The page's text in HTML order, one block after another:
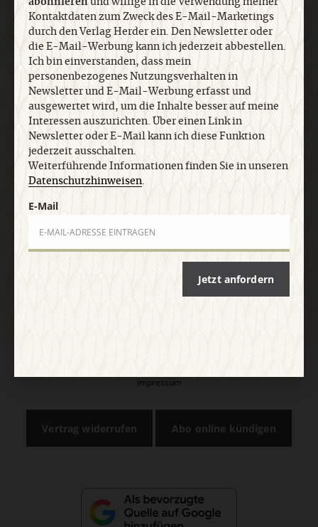
Ich bin einverstanden, dass mein
personenbezogenes Nutzungsverhalten in
Newsletter und E-Mail-Werbung erfasst und
ausgewertet wird, um die Inhalte besser auf meine
Interessen auszurichten. Über einen Link in
Newsletter oder E-Mail kann ich diese Funktion
jederzeit ausschalten. Weiterführende
Informationen finden Sie in unseren
Datenschutzhinweisen .
E-Mail
Impressum
Vertrag widerrufen Abo online kündigen
Kontaktdaten zum Zweck des E-Mail-Marketings
durch den Verlag Herder ein. Den Newsletter oder
die E-Mail-Werbung kann ich jederzeit abbestellen.
Ich bin einverstanden, dass mein
personenbezogenes Nutzungsverhalten in
Newsletter und E-Mail-Werbung erfasst und
ausgewertet wird, um die Inhalte besser auf meine
Interessen auszurichten. Über einen Link in
Newsletter oder E-Mail kann ich diese Funktion
jederzeit ausschalten.
Weiterführende Informationen finden Sie in unseren
Datenschutzhinweisen.
E-Mail
Jetzt anfordern